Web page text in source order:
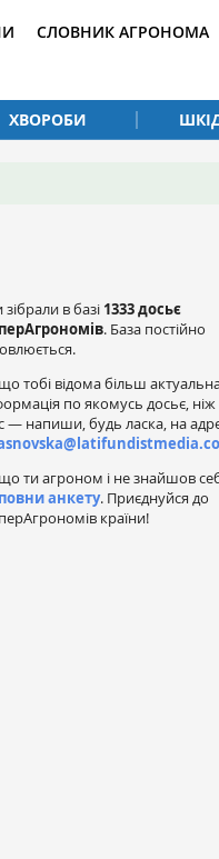
СЛОВНИК АГРОНОМА
ХВОРОБИ
в базі 1333 досьє
. База постійно
тобі відома більш
по якомусь досьє,
— напиши, будь ласка, на
ти агроном і не знайшов
анкету. Приєднуйся до
країни!